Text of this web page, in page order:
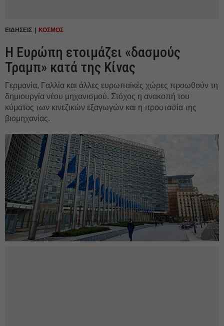
ΕΙΔΗΣΕΙΣ ΚΟΣΜΟΣ
Η Ευρώπη ετοιμάζει «δασμούς
Τραμπ» κατά της Κίνας
Γερμανία, Γαλλία και άλλες ευρωπαϊκές χώρες προωθούν τη
δημιουργία νέου μηχανισμού. Στόχος η ανακοπή του
κύματος των κινεζικών εξαγωγών και η προστασία της
βιομηχανίας.